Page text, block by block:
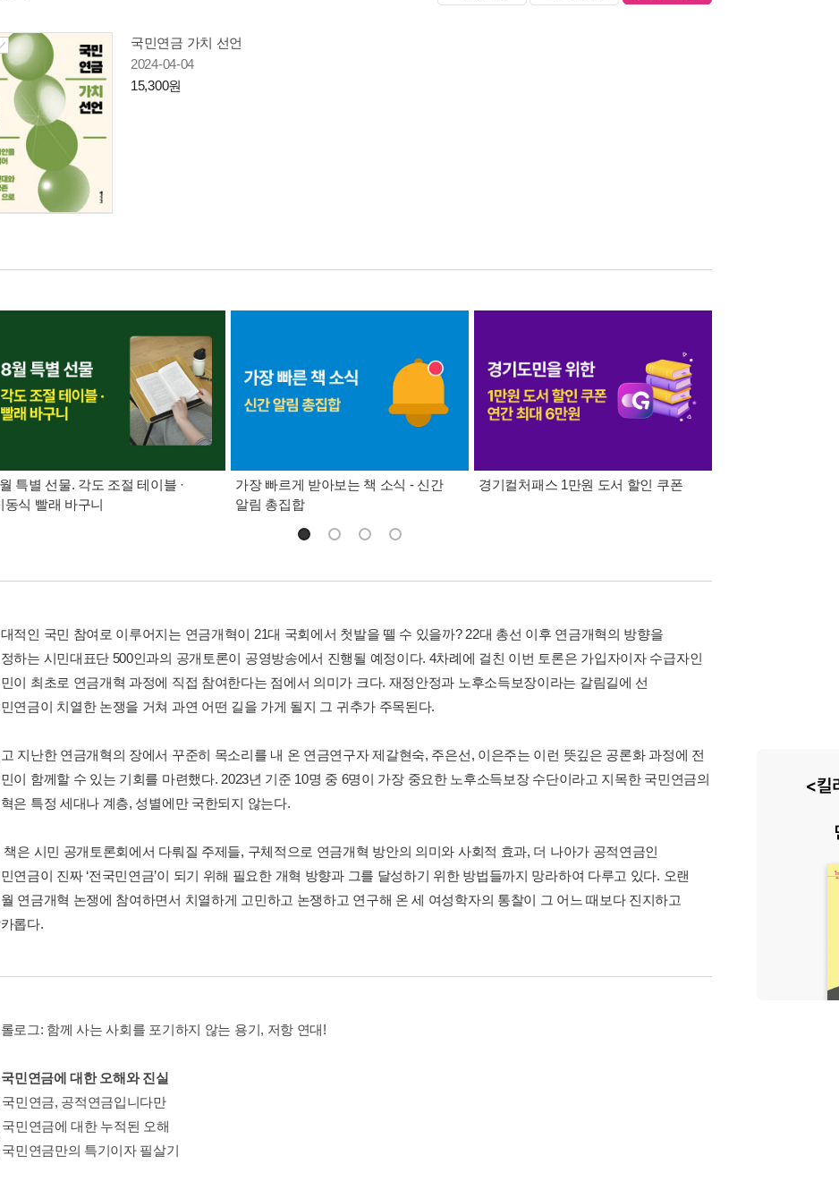
국민연금 가치 선언
2024-04-04
15,300원
특별 선물. 각도 조절 테이블 ·
동식 빨래 바구니
가장 빠르게 받아보는 책 소식 - 신간
알림 총집합
경기컬처패스 1만원 도서 할인 쿠폰
적인 국민 참여로 이루어지는 연금개혁이 21대 국회에서 첫발을 뗄 수 있을까? 22대 총선 이후 연금개혁의 방향을
하는 시민대표단 500인과의 공개토론이 공영방송에서 진행될 예정이다. 4차례에 걸친 이번 토론은 가입자이자 수급자인
이 최초로 연금개혁 과정에 직접 참여한다는 점에서 의미가 크다. 재정안정과 노후소득보장이라는 갈림길에 선
연금이 치열한 논쟁을 거쳐 과연 어떤 길을 가게 될지 그 귀추가 주목된다.
지난한 연금개혁의 장에서 꾸준히 목소리를 내 온 연금연구자 제갈현숙, 주은선, 이은주는 이런 뜻깊은 공론화 과정에 전
이 함께할 수 있는 기회를 마련했다. 2023년 기준 10명 중 6명이 가장 중요한 노후소득보장 수단이라고 지목한 국민연금의
은 특정 세대나 계층, 성별에만 국한되지 않는다.
책은 시민 공개토론회에서 다뤄질 주제들, 구체적으로 연금개혁 방안의 의미와 사회적 효과, 더 나아가 공적연금인
연금이 진짜 ‘전국민연금’이 되기 위해 필요한 개혁 방향과 그를 달성하기 위한 방법들까지 망라하여 다루고 있다. 오랜
연금개혁 논쟁에 참여하면서 치열하게 고민하고 논쟁하고 연구해 온 세 여성학자의 통찰이 그 어느 때보다 진지하고
롭다.
로그: 함께 사는 사회를 포기하지 않는 용기, 저항 연대!
국민연금에 대한 오해와 진실
국민연금, 공적연금입니다만
국민연금에 대한 누적된 오해
국민연금만의 특기이자 필살기